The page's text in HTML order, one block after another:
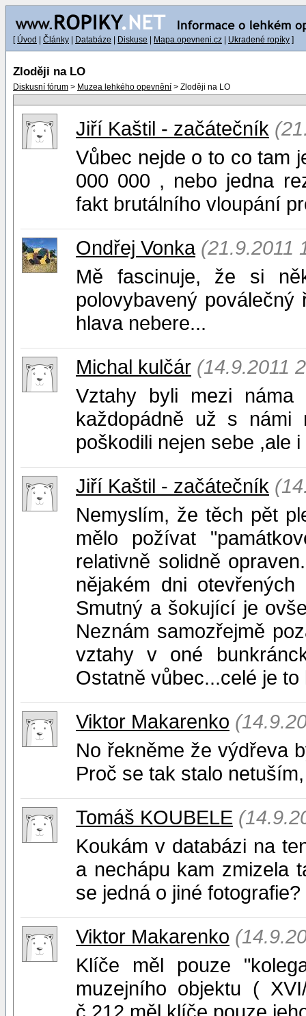
[ Úvod Články Databáze Diskuse Mapa.opevneni.cz Ukradené ropíky ]
Zloději na LO
Diskusní fórum > Muzea lehkého opevnění > Zloději na LO
Jiří Kaštil - začátečník
Vůbec nejde o to co tam
000 000 , nebo jedna
fakt brutálního vloupání
Ondřej Vonka (21.9.2011
Mě fascinuje, že si
polovybavený
hlava nebere...
Michal kulčár (14.9.2011
Vztahy byli mezi
každopádně už s námi
poškodili nejen sebe ,ale
Jiří Kaštil - začátečník
Nemyslím, že těch pět
mělo požívat
relativně solidně
nějakém dni
Smutný a šokující je
Neznám samozřejmě
vztahy v oné
Ostatně vůbec...celé je to
Viktor Makarenko
No řekněme že výdřeva
Proč se tak stalo
Tomáš KOUBELE
Koukám v databázi na
a nechápu kam zmizela
se jedná o jiné fotografie?
Viktor Makarenko
Klíče měl pouze
muzejního objektu (